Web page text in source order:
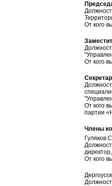
От кого
От кого
От кого
партии
Члены
Гуляков
От кого